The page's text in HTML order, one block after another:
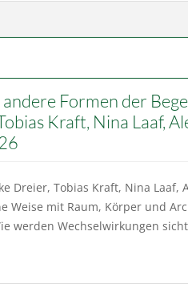
Formen der
Kraft, Nina Laaf,
Dreier, Tobias Kraft, Nina Laaf,
Weise mit Raum, Körper und
werden Wechselwirkungen